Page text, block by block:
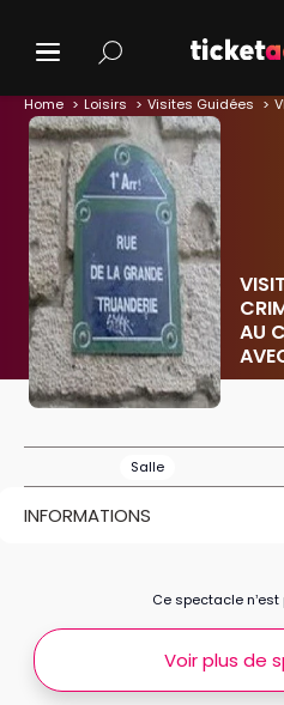
Home Loisirs Visites Guidées
AU
Salle
INFORMATIONS
Ce spectacle
Voir plus de